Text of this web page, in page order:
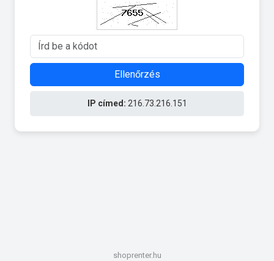
Ellenőrzés
IP címed: 216.73.216.151
shoprenter.hu